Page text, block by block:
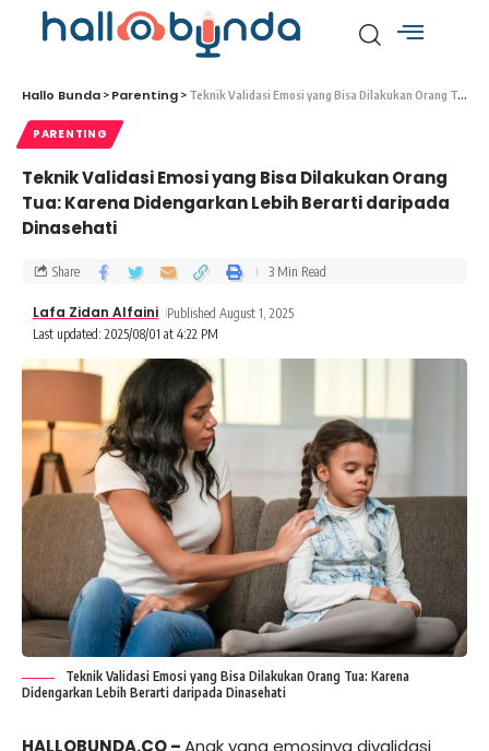
Hallo Bunda > Parenting > Teknik Validasi Emosi yang Bisa Dilakukan Orang Tua: Karena Didengarkan Lebih Berarti daripada Dinasehati
PARENTING
Teknik Validasi Emosi yang Bisa Dilakukan Orang
Tua: Karena Didengarkan Lebih Berarti daripada
Dinasehati
Last updated: 2025/08/01 at 4:22 PM
Lafa Zidan Alfaini Published August 1, 2025
Share 3 Min Read
Teknik Validasi Emosi yang Bisa Dilakukan Orang Tua: Karena
Didengarkan Lebih Berarti daripada Dinasehati
HALLOBUNDA.CO–Anak yang emosinya divalidasi